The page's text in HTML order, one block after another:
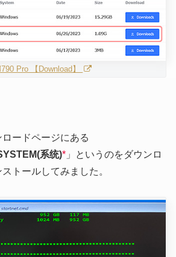
Pro 【Download】
ードページにある
系统)* 」というのをダウンロ
トールしてみました。